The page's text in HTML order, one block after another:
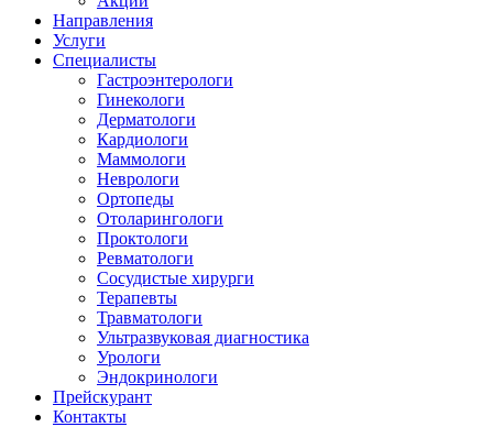
Направления
Услуги
Специалисты
Гастроэнтерологи
Гинекологи
Дерматологи
Кардиологи
Маммологи
Неврологи
Ортопеды
Отоларингологи
Проктологи
Ревматологи
Сосудистые хирурги
Терапевты
Травматологи
Ультразвуковая диагностика
Урологи
Эндокринологи
Прейскурант
Контакты